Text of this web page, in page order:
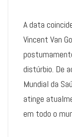
A data
Vincent Van
distúrbio. De
Mundial da
atinge
em todo o